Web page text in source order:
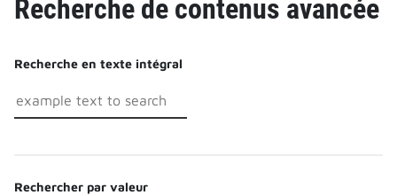
Recherche de contenus avancée
Recherche en texte intégral
Rechercher par valeur